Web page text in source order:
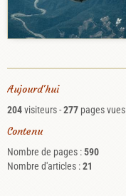
Aujourd'hui
204visiteurs -277 pages vues
Contenu
Nombre de pages :590
Nombre d'articles :21